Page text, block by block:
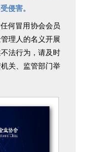
侵害。
何冒用协会会员
理人的名义开展
法行为，请及时
关、监管部门举